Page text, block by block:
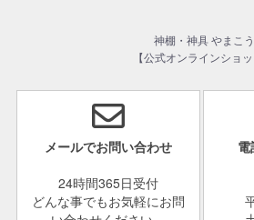
神棚・神具 やまこう
【公式オンラインショッ
メールでお問い合わせ
24時間365日受付
どんな事でもお気軽にお問